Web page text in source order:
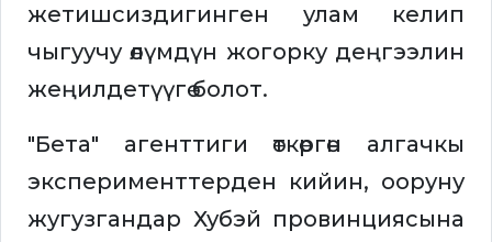
жетишсиздигинген улам келип
чыгуучу өлүмдүн жогорку деңгээлин
жеңилдетүүгө болот.
"Бета" агенттиги өткөргөн алгачкы
эксперименттерден кийин, ооруну
жугузгандар Хубэй провинциясына